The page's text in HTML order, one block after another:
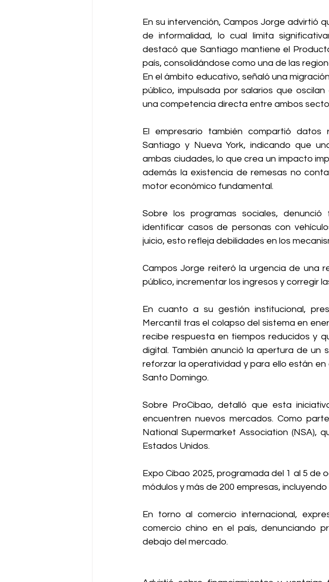
En su intervención, Campos Jorge advirtió
de informalidad, lo cual limita
destacó que Santiago mantiene el
país, consolidándose como una de las
En el ámbito educativo, señaló una
público, impulsada por salarios que
una competencia directa entre ambos
El empresario también compartió
Santiago y Nueva York, indicando que
ambas ciudades, lo que crea un impacto
además la existencia de remesas no
motor económico fundamental.
Sobre los programas sociales,
identificar casos de personas con
juicio, esto refleja debilidades en los
Campos Jorge reiteró la urgencia de una
público, incrementar los ingresos y corregir
En cuanto a su gestión institucional,
Mercantil tras el colapso del sistema en
recibe respuesta en tiempos reducidos y
digital. También anunció la apertura de un
reforzar la operatividad y para ello están
Santo Domingo.
Sobre ProCibao, detalló que esta
encuentren nuevos mercados. Como
National Supermarket Association (NSA),
Estados Unidos.
Expo Cibao 2025, programada del 1 al 5 de
módulos y más de 200 empresas,
En torno al comercio internacional,
comercio chino en el país, denunciando
debajo del mercado.